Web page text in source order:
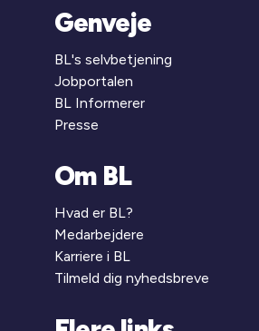
Genveje
BL's selvbetjening
Jobportalen
BL Informerer
Presse
Om BL
Hvad er BL?
Medarbejdere
Karriere i BL
Tilmeld dig nyhedsbreve